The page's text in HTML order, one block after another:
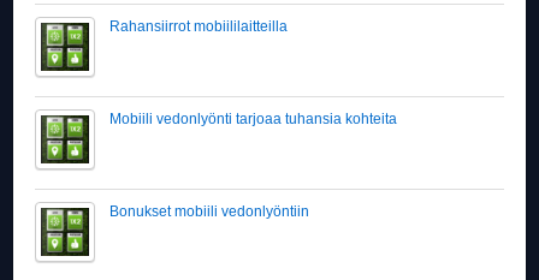
Rahansiirrot mobiililaitteilla
Mobiili vedonlyönti tarjoaa tuhansia kohteita
Bonukset mobiili vedonlyöntiin